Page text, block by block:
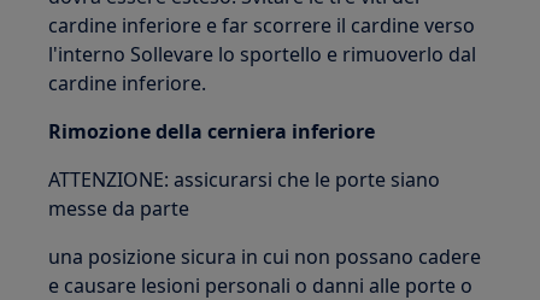
cardine inferiore e far scorrere il cardine verso
l'interno Sollevare lo sportello e rimuoverlo dal
cardine inferiore.
Rimozione della cerniera inferiore
ATTENZIONE: assicurarsi che le porte siano
messe da parte
una posizione sicura in cui non possano cadere
e causare lesioni personali o danni alle porte o